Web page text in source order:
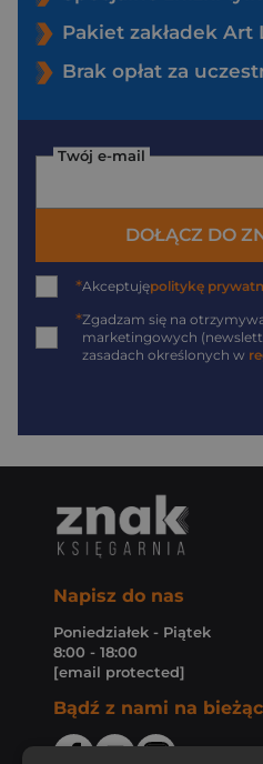
Pakiet zakładek Art
Brak opłat za
Twój e-mail
DOŁĄCZ DO
*Akceptujępolitykę
*Zgadzam się na
marketingowych
zasadach określonych w
Napisz do nas
Poniedziałek - Piątek
8:00 - 18:00
[email protected]
Bądź z nami na